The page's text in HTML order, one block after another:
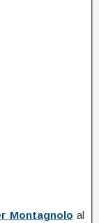
Montagnolo al